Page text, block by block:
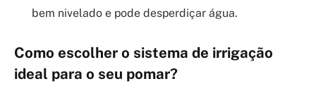
bem nivelado e pode desperdiçar água.
Como escolher o sistema de irrigação
ideal para o seu pomar?